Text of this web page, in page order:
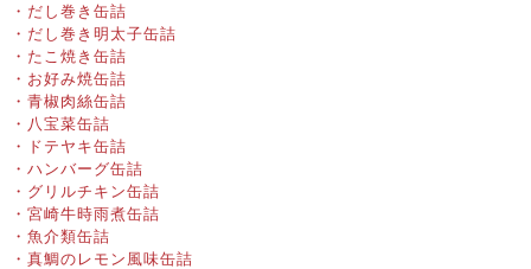
・だし巻き缶詰
・だし巻き明太子缶詰
・たこ焼き缶詰
・お好み焼缶詰
・青椒肉絲缶詰
・八宝菜缶詰
・ドテヤキ缶詰
・ハンバーグ缶詰
・グリルチキン缶詰
・宮崎牛時雨煮缶詰
・魚介類缶詰
・真鯛のレモン風味缶詰